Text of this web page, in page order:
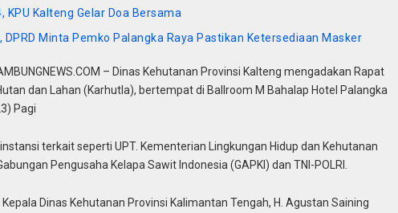
KPU Kalteng Gelar Doa Bersama
DPRD Minta Pemko Palangka Raya Pastikan Ketersediaan Masker
– Dinas Kehutanan Provinsi Kalteng mengadakan Rapat
dan Lahan (Karhutla), bertempat di Ballroom M Bahalap Hotel Palangka
Pagi
terkait seperti UPT. Kementerian Lingkungan Hidup dan Kehutanan
Pengusaha Kelapa Sawit Indonesia (GAPKI) dan TNI-POLRI.
Dinas Kehutanan Provinsi Kalimantan Tengah, H. Agustan Saining